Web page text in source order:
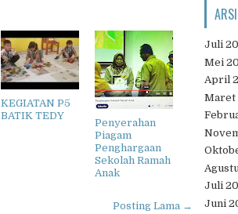
KEGIATAN P5
BATIK TEDY
Penyerahan
Piagam
Penghargaan
Sekolah Ramah
Anak
Posting Lama →
Juli
Mei
April
Maret
Juli
Juni